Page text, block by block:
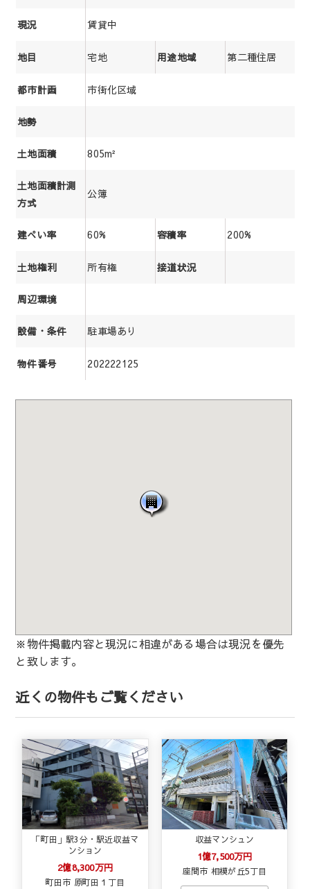
現況 賃貸中
地目 宅地 用途地域 第二種住居
都市計画 市街化区域
地勢
土地面積 805m²
土地面積計測
方式
公簿
建ぺい率 60% 容積率 200%
土地権利 所有権 接道状況
周辺環境
設備・条件 駐車場あり
物件番号 202222125
※物件掲載内容と現況に相違がある場合は現況を優先
と致します。
近くの物件もご覧ください
「町田」駅3分・駅近収益マ
ンション
2億8,300万円
町田市 原町田１丁目
収益マンシュン
1億7,500万円
座間市 相模が丘5丁目